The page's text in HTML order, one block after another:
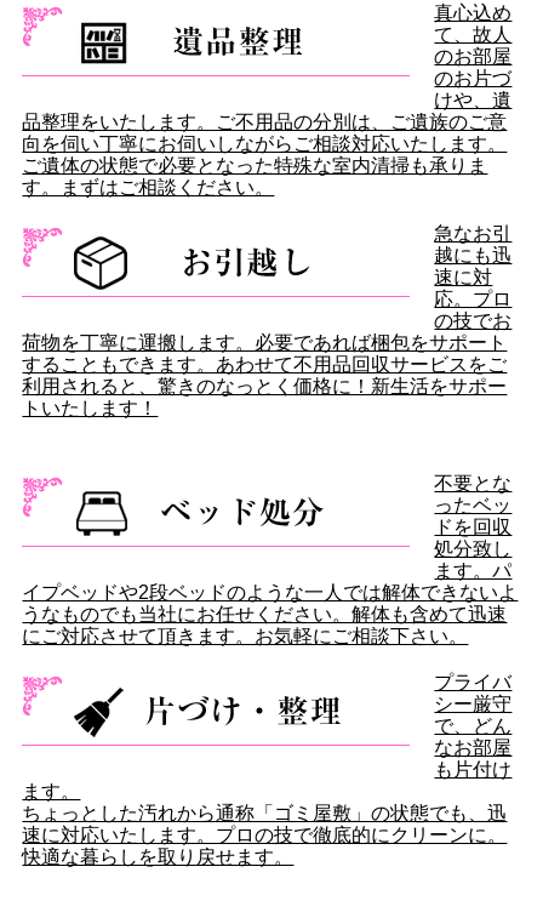
真心込め
て、故人
のお部屋
のお片づ
けや、遺
品整理をいたします。ご不用品の分別は、ご遺族のご意
向を伺い丁寧にお伺いしながらご相談対応いたします。
ご遺体の状態で必要となった特殊な室内清掃も承りま
す。まずはご相談ください。
急なお引
越にも迅
速に対
応。プロ
の技でお
荷物を丁寧に運搬します。必要であれば梱包をサポート
することもできます。あわせて不用品回収サービスをご
利用されると、驚きのなっとく価格に！新生活をサポー
トいたします！
不要とな
ったベッ
ドを回収
処分致し
ます。パ
イプベッドや2段ベッドのような一人では解体できないよ
うなものでも当社にお任せください。解体も含めて迅速
にご対応させて頂きます。お気軽にご相談下さい。
プライバ
シー厳守
で、どん
なお部屋
も片付け
ます。
ちょっとした汚れから通称「ゴミ屋敷」の状態でも、迅
速に対応いたします。プロの技で徹底的にクリーンに。
快適な暮らしを取り戻せます。